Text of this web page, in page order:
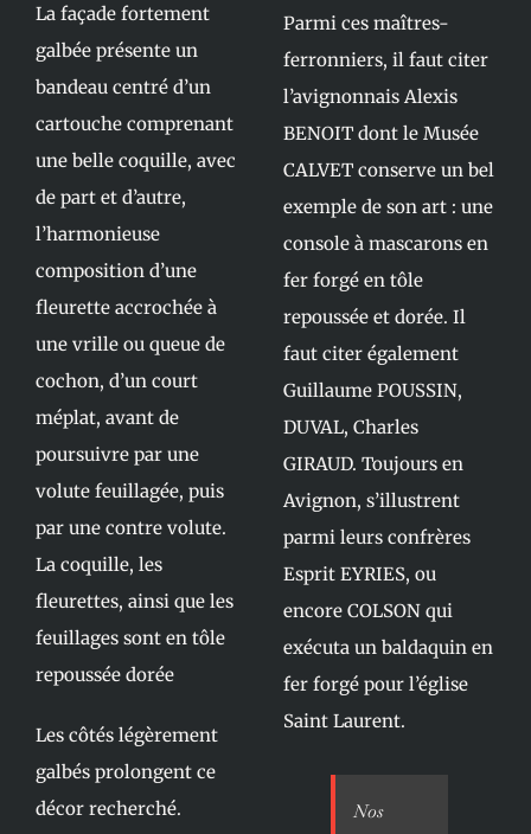
La façade fortement
galbée présente un
bandeau centré d’un
cartouche comprenant
une belle coquille, avec
de part et d’autre,
l’harmonieuse
composition d’une
fleurette accrochée à
une vrille ou queue de
cochon, d’un court
méplat, avant de
poursuivre par une
volute feuillagée, puis
par une contre volute.
La coquille, les
fleurettes, ainsi que les
feuillages sont en tôle
repoussée dorée
Les côtés légèrement
galbés prolongent ce
décor recherché.
Parmi ces maîtres-
ferronniers, il faut citer
l’avignonnais Alexis
BENOIT dont le Musée
CALVET conserve un bel
exemple de son art : une
console à mascarons en
fer forgé en tôle
repoussée et dorée. Il
faut citer également
Guillaume POUSSIN,
DUVAL, Charles
GIRAUD. Toujours en
Avignon, s’illustrent
parmi leurs confrères
Esprit EYRIES, ou
encore COLSON qui
exécuta un baldaquin en
fer forgé pour l’église
Saint Laurent.
Nos